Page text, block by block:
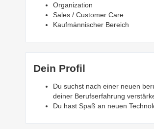
Organization
Sales / Customer Care
Kaufmännischer Bereich
Dein Profil
Du suchst nach einer neuen
deiner Berufserfahrung
Du hast Spaß an neuen